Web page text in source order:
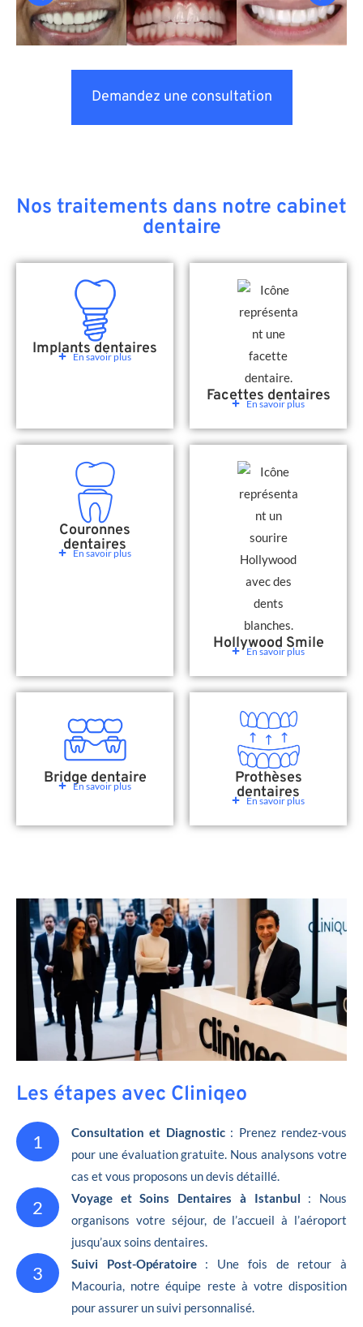
Demandez une consultation
Nos traitements dans notre cabinet
dentaire
Implants dentaires
En savoir plus
Facettes dentaires
En savoir plus
Couronnes
dentaires
En savoir plus
Hollywood Smile
En savoir plus
Bridge dentaire
En savoir plus Prothèses
dentaires
En savoir plus
Les étapes avec Cliniqeo
1 Consultation et Diagnostic: Prenez rendez-vous
pour une évaluation gratuite. Nous analysons votre
cas et vous proposons un devis détaillé.
2 Voyage et Soins Dentaires à Istanbul : Nous
organisons votre séjour, de l’accueil à l’aéroport
jusqu’aux soins dentaires.
3 Suivi Post-Opératoire : Une fois de retour à
Macouria, notre équipe reste à votre disposition
pour assurer un suivi personnalisé.